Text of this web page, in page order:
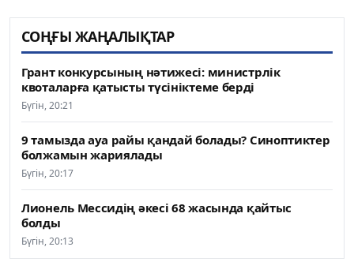
СОҢҒЫ ЖАҢАЛЫҚТАР
Грант конкурсының нәтижесі: министрлік
квоталарға қатысты түсініктеме берді
Бүгін, 20:21
9 тамызда ауа райы қандай болады? Синоптиктер
болжамын жариялады
Бүгін, 20:17
Лионель Мессидің әкесі 68 жасында қайтыс
болды
Бүгін, 20:13